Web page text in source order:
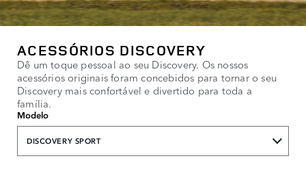
ACESSÓRIOS DISCOVERY
Dê um toque pessoal ao seu Discovery. Os nossos
acessórios originais foram concebidos para tornar o seu
Discovery mais confortável e divertido para toda a
família.
Modelo
DISCOVERY SPORT